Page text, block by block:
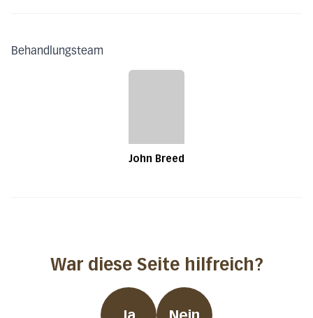
Behandlungsteam
John Breed
War diese Seite hilfreich?